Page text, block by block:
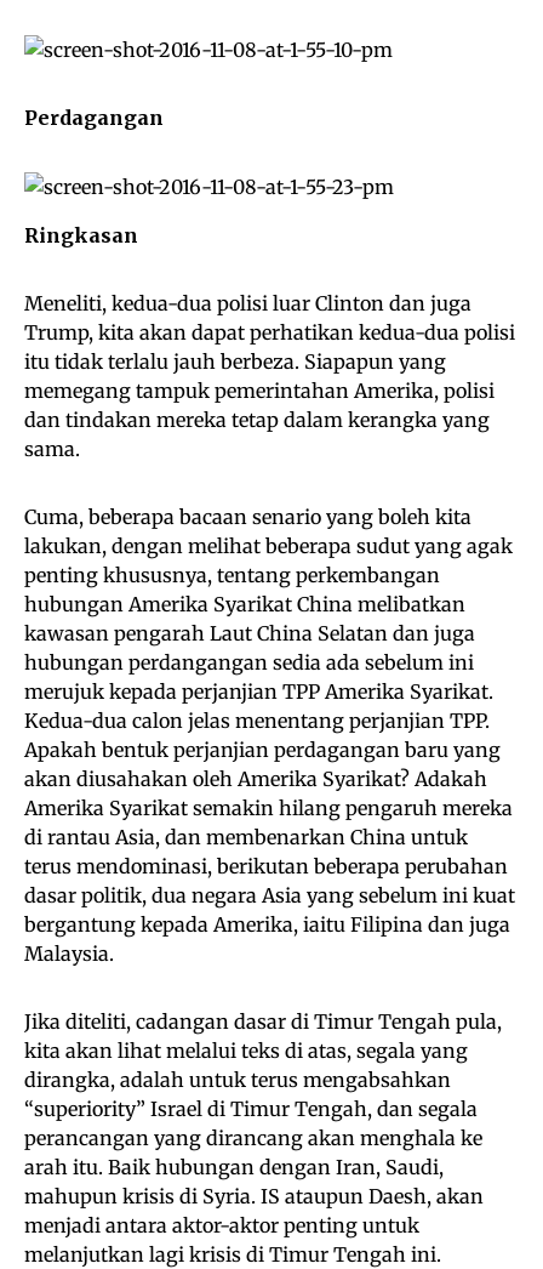
Perdagangan
Ringkasan
Meneliti, kedua-dua polisi luar Clinton dan juga
Trump, kita akan dapat perhatikan kedua-dua polisi
itu tidak terlalu jauh berbeza. Siapapun yang
memegang tampuk pemerintahan Amerika, polisi
dan tindakan mereka tetap dalam kerangka yang
sama.
Cuma, beberapa bacaan senario yang boleh kita
lakukan, dengan melihat beberapa sudut yang agak
penting khususnya, tentang perkembangan
hubungan Amerika Syarikat China melibatkan
kawasan pengarah Laut China Selatan dan juga
hubungan perdangangan sedia ada sebelum ini
merujuk kepada perjanjian TPP Amerika Syarikat.
Kedua-dua calon jelas menentang perjanjian TPP.
Apakah bentuk perjanjian perdagangan baru yang
akan diusahakan oleh Amerika Syarikat? Adakah
Amerika Syarikat semakin hilang pengaruh mereka
di rantau Asia, dan membenarkan China untuk
terus mendominasi, berikutan beberapa perubahan
dasar politik, dua negara Asia yang sebelum ini kuat
bergantung kepada Amerika, iaitu Filipina dan juga
Malaysia.
Jika diteliti, cadangan dasar di Timur Tengah pula,
kita akan lihat melalui teks di atas, segala yang
dirangka, adalah untuk terus mengabsahkan
“superiority” Israel di Timur Tengah, dan segala
perancangan yang dirancang akan menghala ke
arah itu. Baik hubungan dengan Iran, Saudi,
mahupun krisis di Syria. IS ataupun Daesh, akan
menjadi antara aktor-aktor penting untuk
melanjutkan lagi krisis di Timur Tengah ini.